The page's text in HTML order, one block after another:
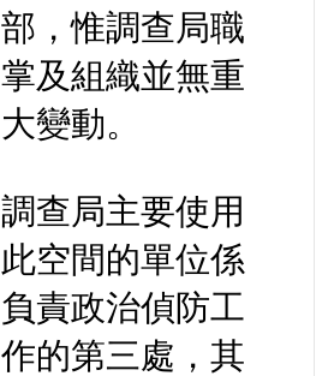
部，惟調查局職
掌及組織並無重
大變動。
調查局主要使用
此空間的單位係
負責政治偵防工
作的第三處，其